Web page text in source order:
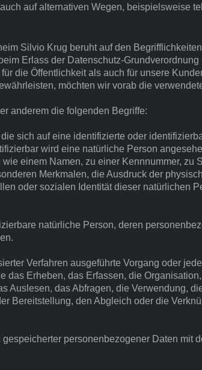
auf alternativen Wegen, beispielsweise
Silvio Krug beruht auf den
Erlass der Datenschutz-
die Öffentlichkeit als auch für unsere
möchten wir vorab die
anderem die folgenden Begriffe:
sich auf eine identifizierte oder
wird eine natürliche Person
einem Namen, zu einer Kennnummer, zu
Merkmalen, die Ausdruck der
oder sozialen Identität dieser natürlichen
natürliche Person, deren
Verfahren ausgeführte Vorgang oder
das Erheben, das Erfassen, die
Auslesen, das Abfragen, die Verwendung,
Bereitstellung, den Abgleich oder die
personenbezogener Daten mit